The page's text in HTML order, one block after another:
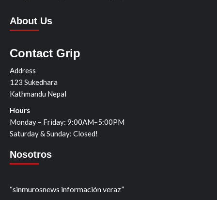
About Us
Contact Grip
Address
123 Sukedhara
Kathmandu Nepal
Hours
Monday – Friday: 9:00AM–5:00PM
Saturday & Sunday: Closed!
Nosotros
“sinmurosnews información veraz”